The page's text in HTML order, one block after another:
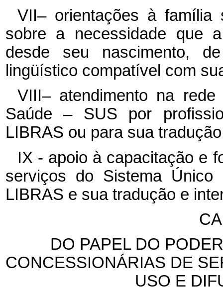
VII– orientações à
sobre a necessidade que
desde seu nascimento,
lingüístico compatível com
VIII– atendimento na
Saúde – SUS por
LIBRAS ou para sua
IX - apoio à capacitação e
serviços do Sistema
LIBRAS e sua tradução e
DO PAPEL DO
CONCESSIONÁRIAS DE
USO E